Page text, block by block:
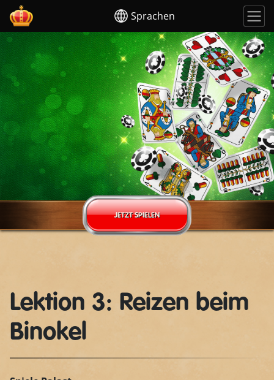
Sprachen
JETZT SPIELEN
Lektion 3: Reizen beim
Binokel